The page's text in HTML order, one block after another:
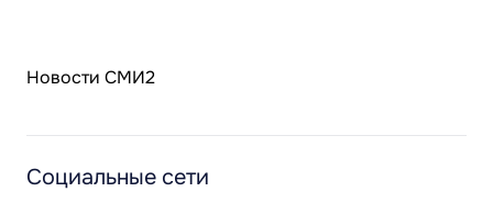
Новости СМИ2
Социальные сети